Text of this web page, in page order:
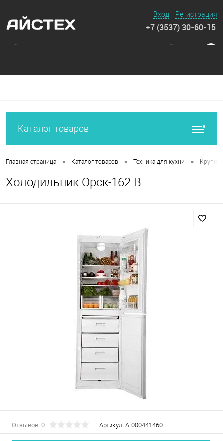
Вход Регистрация
+7 (3537) 30-60-15
Каталог товаров
Главная страница • Каталог товаров • Техника для кухни •
Холодильник Орск-162 B
Отзывов: 0 Артикул: А-000441460